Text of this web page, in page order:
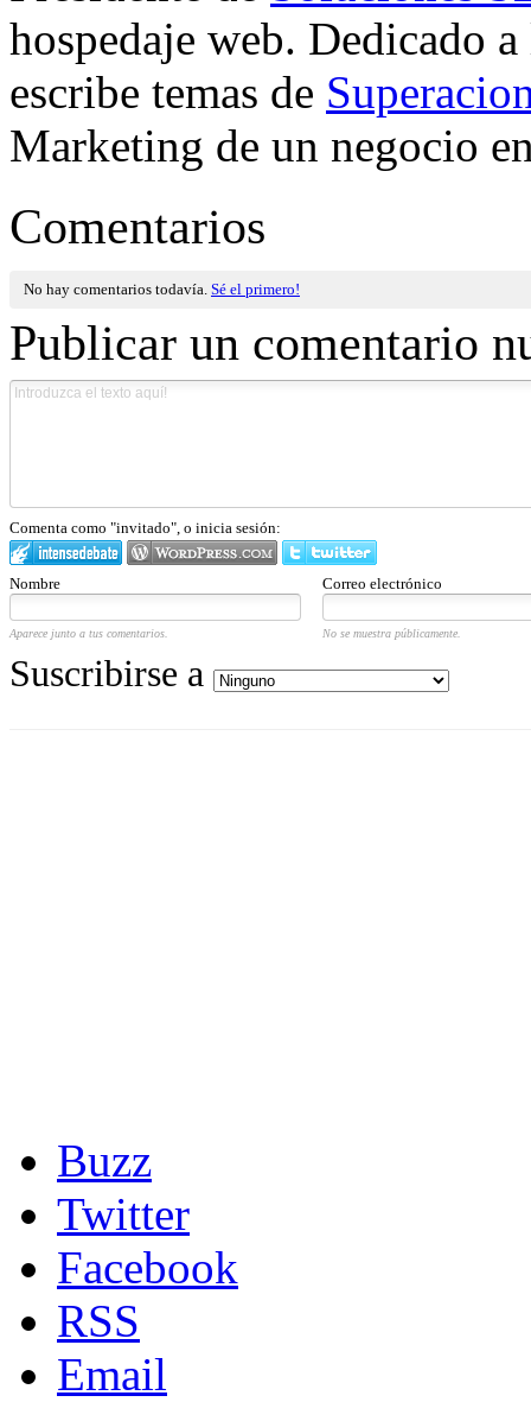
hospedaje web. Dedicado
escribe temas de
Marketing de un negocio
Comentarios
No hay comentarios todavía. Sé el primero!
Publicar un comentario
Comenta como "invitado", o inicia sesión:
Nombre Correo electrónico
Aparece junto a tus comentarios. No se muestra públicamente.
Suscribirse a
Buzz
Twitter
Facebook
RSS
Email